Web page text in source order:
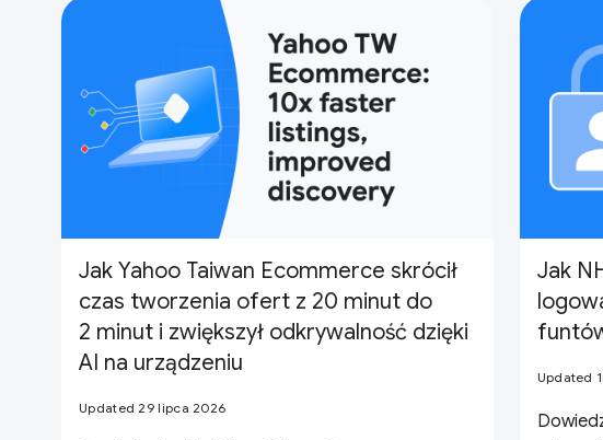
Jak Yahoo Taiwan Ecommerce skrócił
czas tworzenia ofert z 20 minut do
2 minut i zwiększył odkrywalność dzięki
AI na urządzeniu
Updated 29 lipca 2026
Jak
Updated